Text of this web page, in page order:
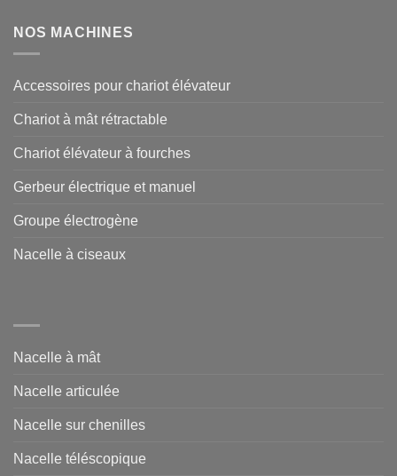
NOS MACHINES
Accessoires pour chariot élévateur
Chariot à mât rétractable
Chariot élévateur à fourches
Gerbeur électrique et manuel
Groupe électrogène
Nacelle à ciseaux
Nacelle à mât
Nacelle articulée
Nacelle sur chenilles
Nacelle téléscopique